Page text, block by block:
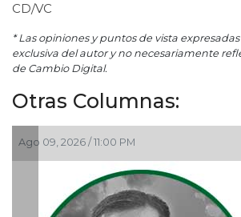
CD/VC
* Las opiniones y puntos de vista
exclusiva del autor y no necesariamente
de Cambio Digital.
Otras Columnas: